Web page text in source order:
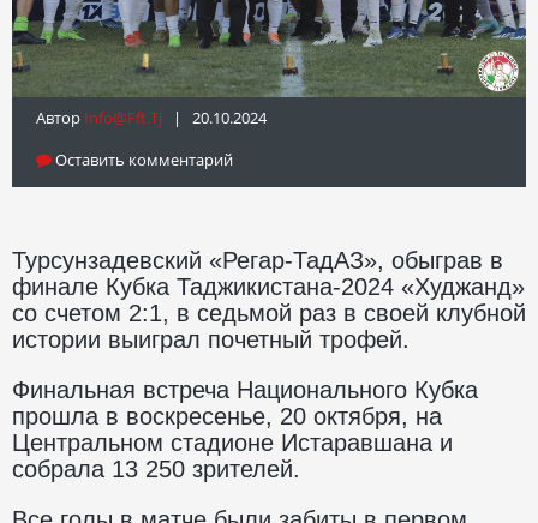
Автор Info@fft.tj | 20.10.2024
Оставить комментарий
Турсунзадевский «Регар-ТадАЗ», обыграв в
финале Кубка Таджикистана-2024 «Худжанд»
со счетом 2:1, в седьмой раз в своей клубной
истории выиграл почетный трофей.
Финальная встреча Национального Кубка
прошла в воскресенье, 20 октября, на
Центральном стадионе Истаравшана и
собрала 13 250 зрителей.